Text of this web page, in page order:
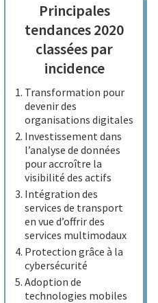
Principales
tendances 2020
classées par
incidence
Transformation pour
devenir des
organisations digitales
Investissement dans
l’analyse de données
pour accroître la
visibilité des actifs
Intégration des
services de transport
en vue d’offrir des
services multimodaux
Protection grâce à la
cybersécurité
Adoption de
technologies mobiles